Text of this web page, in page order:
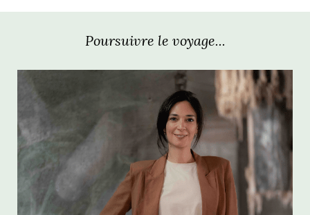
Poursuivre le voyage...